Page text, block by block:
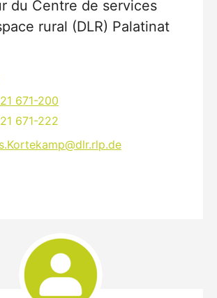
du Centre de services
rural (DLR) Palatinat
671-200
671-222
dlr.rlp de